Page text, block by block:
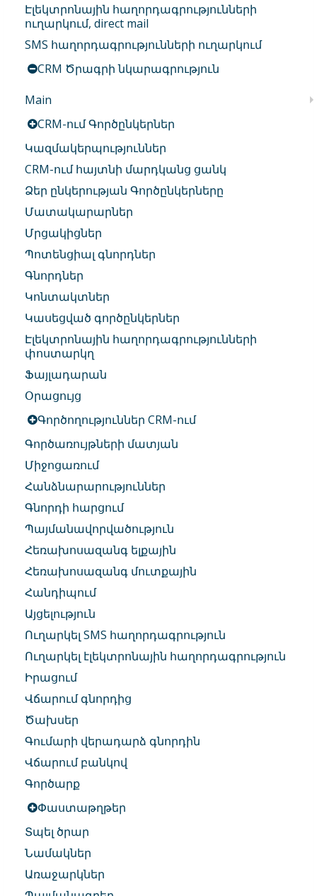
Էլեկտրոնային հաղորդագրությունների
ուղարկում, direct mail
SMS հաղորդագրությունների ուղարկում
CRM Ծրագրի նկարագրություն
Main
CRM-ում Գործընկերներ
Կազմակերպություններ
CRM-ում հայտնի մարդկանց ցանկ
Ձեր ընկերության Գործընկերները
Մատակարարներ
Մրցակիցներ
Պոտենցիալ գնորդներ
Գնորդներ
Կոնտակտներ
Կասեցված գործընկերներ
Էլեկտրոնային հաղորդագրությունների
փոստարկղ
Ֆայլադարան
Օրացույց
Գործողություններ CRM-ում
Գործառույթների մատյան
Միջոցառում
Հանձնարարություններ
Գնորդի հարցում
Պայմանավորվածություն
Հեռախոսազանգ ելքային
Հեռախոսազանգ մուտքային
Հանդիպում
Այցելություն
Ուղարկել SMS հաղորդագրություն
Ուղարկել էլեկտրոնային հաղորդագրություն
Իրացում
Վճարում գնորդից
Ծախսեր
Գումարի վերադարձ գնորդին
Վճարում բանկով
Գործարք
Փաստաթղթեր
Տպել ծրար
Նամակներ
Առաջարկներ